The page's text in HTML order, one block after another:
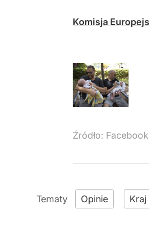
Komisja
Źródło: Facebook
Opinie Kraj